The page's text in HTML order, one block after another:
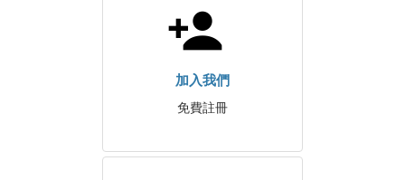
加入我們
免費註冊